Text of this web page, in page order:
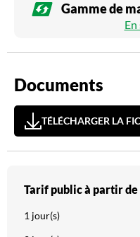
Gamme de
Documents
TÉLÉCHARGER LA
Tarif public à partir de
1 jour(s)